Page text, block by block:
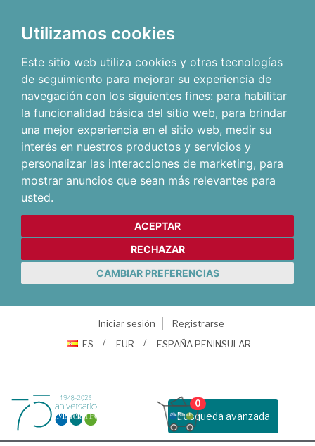
Utilizamos cookies
Este sitio web utiliza cookies y otras tecnologías
de seguimiento para mejorar su experiencia de
navegación con los siguientes fines: para habilitar
la funcionalidad básica del sitio web, para brindar
una mejor experiencia en el sitio web, medir su
interés en nuestros productos y servicios y
personalizar las interacciones de marketing, para
mostrar anuncios que sean más relevantes para
usted.
ACEPTAR
RECHAZAR
CAMBIAR PREFERENCIAS
Iniciar sesión
Registrarse
ES
EUR ESPAÑA PENINSULAR
Busqueda avanzada
0